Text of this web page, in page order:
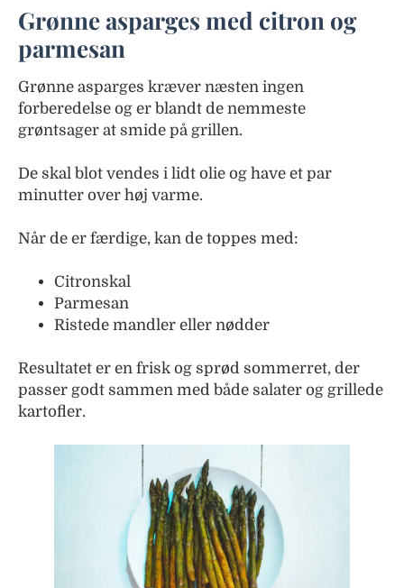
Grønne asparges med citron og
parmesan
Grønne asparges kræver næsten ingen
forberedelse og er blandt de nemmeste
grøntsager at smide på grillen.
De skal blot vendes i lidt olie og have et par
minutter over høj varme.
Når de er færdige, kan de toppes med:
Citronskal
Parmesan
Ristede mandler eller nødder
Resultatet er en frisk og sprød sommerret, der
passer godt sammen med både salater og grillede
kartofler.